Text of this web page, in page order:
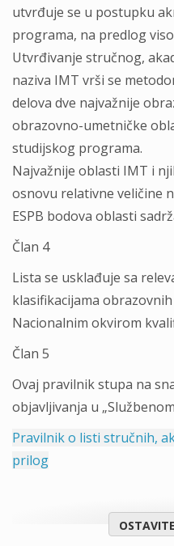
utvrđuje se u postupku
programa, na predlog
Utvrđivanje stručnog,
naziva IMT vrši se
delova dve najvažnije
obrazovno-umetničke
studijskog programa.
Najvažnije oblasti IMT i
osnovu relativne veličine
ESPB bodova oblasti
Član 4
Lista se usklađuje sa
klasifikacijama
Nacionalnim okvirom
Član 5
Ovaj pravilnik stupa na
objavljivanja u
Pravilnik o listi stručnih,
prilog